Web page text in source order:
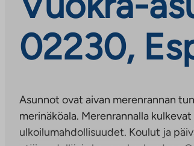
02230,
Asunnot ovat aivan merenrannan
merinäköala. Merenrannalla
ulkoilumahdollisuudet. Koulut ja